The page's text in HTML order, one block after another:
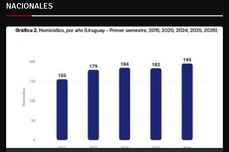
NACIONALES